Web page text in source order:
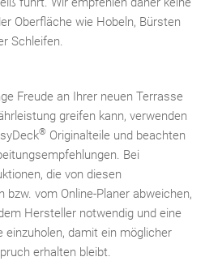
Oberfläche wie Hobeln, Bürsten
Schleifen.
Freude an Ihrer neuen Terrasse
greifen kann, verwenden
® Originalteile und beachten
Bei
die von diesen
vom Online-Planer abweichen,
Hersteller notwendig und eine
einzuholen, damit ein möglicher
erhalten bleibt.